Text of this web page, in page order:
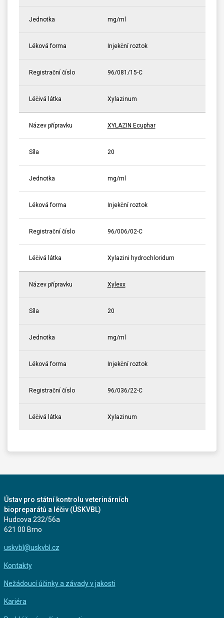
Jednotka mg/ml
Léková forma Injekční roztok
Registrační číslo 96/081/15-C
Léčivá látka Xylazinum
Název přípravku XYLAZIN Ecuphar
Síla 20
Jednotka mg/ml
Léková forma Injekční roztok
Registrační číslo 96/006/02-C
Léčivá látka Xylazini hydrochloridum
Název přípravku Xylexx
Síla 20
Jednotka mg/ml
Léková forma Injekční roztok
Registrační číslo 96/036/22-C
Léčivá látka Xylazinum
Ústav pro státní kontrolu veterinárních
biopreparátů a léčiv (ÚSKVBL)
Hudcova 232/56a
621 00 Brno
uskvbl@uskvbl.cz
Kontakty
Nežádoucí účinky a závady v jakosti
Kariéra